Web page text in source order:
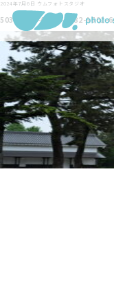
2024年7月6日 ウムフォトスタジオ
503FB797-A7A1-4D82-A501-